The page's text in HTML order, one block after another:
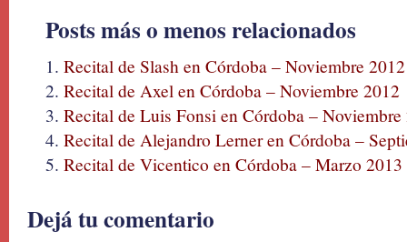
Posts más o menos relacionados
Recital de Slash en Córdoba – Noviembre 2012
Recital de Axel en Córdoba – Noviembre 2012
Recital de Luis Fonsi en Córdoba – Noviembre
Recital de Alejandro Lerner en Córdoba –
Recital de Vicentico en Córdoba – Marzo 2013
Dejá tu comentario